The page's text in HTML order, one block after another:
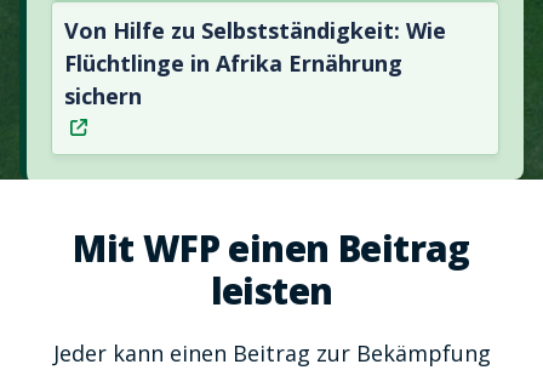
Von Hilfe zu Selbstständigkeit: Wie
Flüchtlinge in Afrika Ernährung
sichern
Mit WFP einen Beitrag
leisten
Jeder kann einen Beitrag zur Bekämpfung